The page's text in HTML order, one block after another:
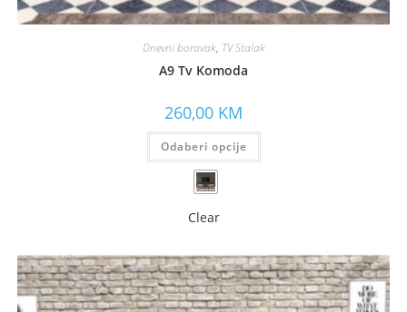
Dnevni boravak, TV Stalak
A9 Tv Komoda
260,00 KM
Odaberi opcije
Clear